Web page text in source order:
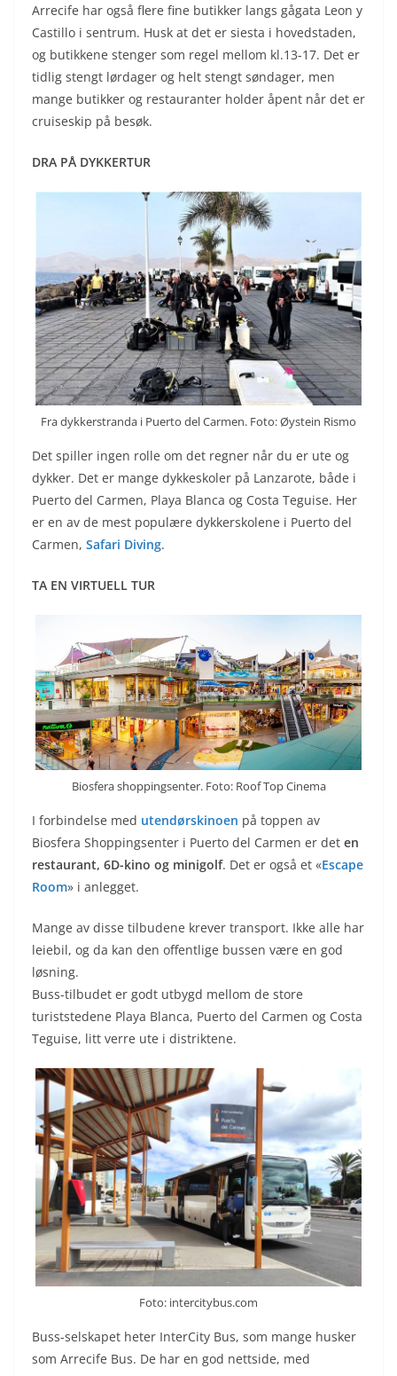
Arrecife har også flere fine butikker langs gågata Leon y
Castillo i sentrum. Husk at det er siesta i hovedstaden,
og butikkene stenger som regel mellom kl.13-17. Det er
tidlig stengt lørdager og helt stengt søndager, men
mange butikker og restauranter holder åpent når det er
cruiseskip på besøk.
DRA PÅ DYKKERTUR
Fra dykkerstranda i Puerto del Carmen. Foto: Øystein Rismo
Det spiller ingen rolle om det regner når du er ute og
dykker. Det er mange dykkeskoler på Lanzarote, både i
Puerto del Carmen, Playa Blanca og Costa Teguise. Her
er en av de mest populære dykkerskolene i Puerto del
Carmen, Safari Diving.
TA EN VIRTUELL TUR
Biosfera shoppingsenter. Foto: Roof Top Cinema
I forbindelse med utendørskinoen på toppen av
Biosfera Shoppingsenter i Puerto del Carmen er det en
restaurant, 6D-kino og minigolf. Det er også et «Escape
Room» i anlegget.
Mange av disse tilbudene krever transport. Ikke alle har
leiebil, og da kan den offentlige bussen være en god
løsning.
Buss-tilbudet er godt utbygd mellom de store
turiststedene Playa Blanca, Puerto del Carmen og Costa
Teguise, litt verre ute i distriktene.
Foto: intercitybus.com
Buss-selskapet heter InterCity Bus, som mange husker
som Arrecife Bus. De har en god nettside, med